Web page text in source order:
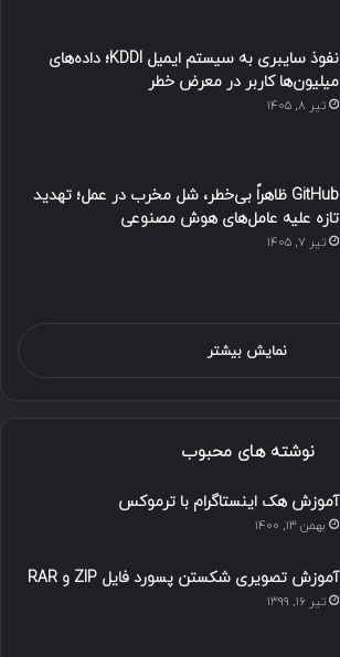
نفوذ سایبری به سیستم ایمیل KDDI؛ داده‌های
میلیون‌ها کاربر در معرض خطر
تیر ۸, ۱۴۰۵
GitHub ظاهراً بی‌خطر، شل مخرب در عمل؛ تهدید
تازه علیه عامل‌های هوش مصنوعی
تیر ۷, ۱۴۰۵
نمایش بیشتر
نوشته های محبوب
آموزش هک اینستاگرام با ترموکس
بهمن ۱۳, ۱۴۰۰
آموزش تصویری شکستن پسورد فایل ZIP و RAR
تیر ۱۶, ۱۳۹۹